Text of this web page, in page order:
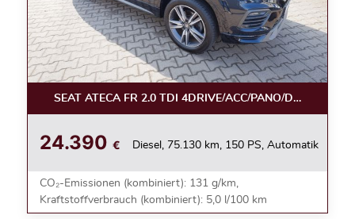
SEAT ATECA FR 2.0 TDI 4DRIVE/ACC/PANO/DSG/NAVI/
24.390 € Diesel, 75.130 km, 150 PS, Automatik
CO₂-Emissionen (kombiniert): 131 g/km,
Kraftstoffverbrauch (kombiniert): 5,0 l/100 km